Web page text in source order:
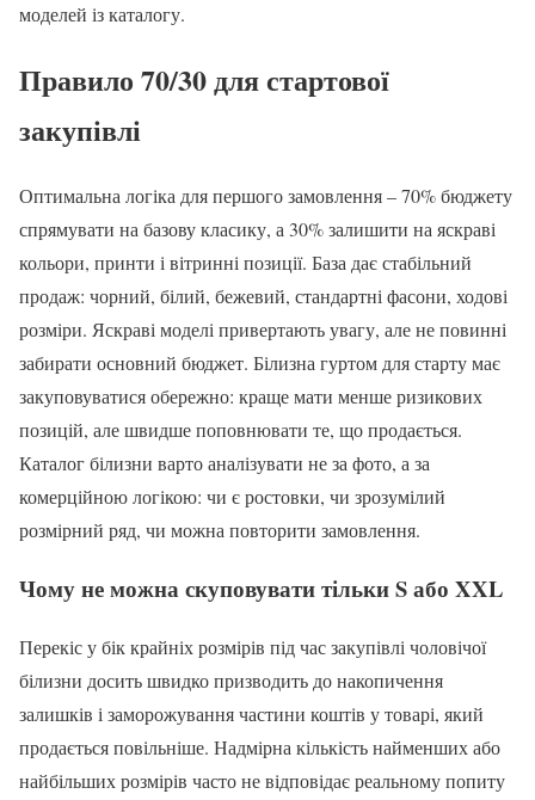
моделей із каталогу.
Правило 70/30 для стартової
закупівлі
Оптимальна логіка для першого замовлення – 70% бюджету
спрямувати на базову класику, а 30% залишити на яскраві
кольори, принти і вітринні позиції. База дає стабільний
продаж: чорний, білий, бежевий, стандартні фасони, ходові
розміри. Яскраві моделі привертають увагу, але не повинні
забирати основний бюджет. Білизна гуртом для старту має
закуповуватися обережно: краще мати менше ризикових
позицій, але швидше поповнювати те, що продається.
Каталог білизни варто аналізувати не за фото, а за
комерційною логікою: чи є ростовки, чи зрозумілий
розмірний ряд, чи можна повторити замовлення.
Чому не можна скуповувати тільки S або XXL
Перекіс у бік крайніх розмірів під час закупівлі чоловічої
білизни досить швидко призводить до накопичення
залишків і заморожування частини коштів у товарі, який
продається повільніше. Надмірна кількість найменших або
найбільших розмірів часто не відповідає реальному попиту